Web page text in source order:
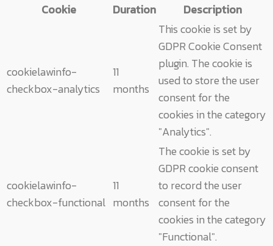
Cookie
Duration Description
cookielawinfo-
checkbox-analytics
11
months
This cookie is set by
GDPR Cookie Consent
plugin. The cookie is
used to store the user
consent for the
cookies in the category
"Analytics".
cookielawinfo-
checkbox-functional
11
months
The cookie is set by
GDPR cookie consent
to record the user
consent for the
cookies in the category
"Functional".